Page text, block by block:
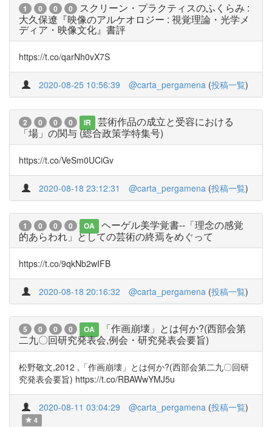
1 0 0 0
スクリーン・プラクティスのふくらみ :
大久保遼『映像のアルケオロジー : 視覚理論・光学メ
ディア・映像文化』書評
https://t.co/qarNh0vX7S
2020-08-25 10:56:39 @carta_pergamena (投稿一覧)
2 0 0 0 IR
芸術作品の成立と受容における
「場」の関与 (総合政策学特集号)
https://t.co/VeSm0UCiGv
2020-08-18 23:12:31 @carta_pergamena (投稿一覧)
1 0 0 0 OA
ヘーゲル美学覚書--「理念の感覚
的あらわれ」としての芸術の終焉をめぐって
https://t.co/9qkNb2wIFB
2020-08-18 20:16:32 @carta_pergamena (投稿一覧)
5 0 0 0 OA
「作画崩壊」とは何か?(西部会第
二九〇回研究発表会,例会・研究発表会要旨)
松野敬文,2012 ,「作画崩壊」とは何か?(西部会第二九〇回研
究発表会要旨) https://t.co/RBAWwYMJ5u
2020-08-11 03:04:29 @carta_pergamena (投稿一覧)
4